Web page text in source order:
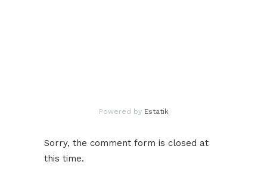
Powered by Estatik
Sorry, the comment form is closed at
this time.